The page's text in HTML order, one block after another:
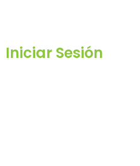
Iniciar Sesión